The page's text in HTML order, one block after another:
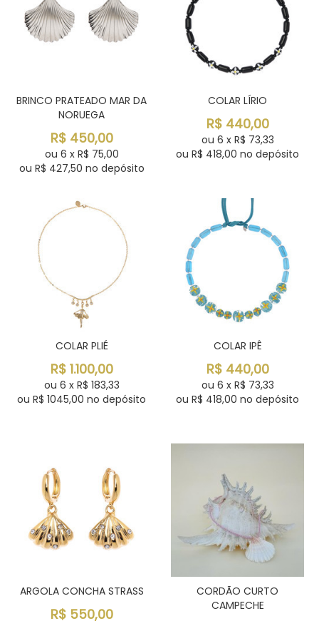
BRINCO PRATEADO MAR DA
NORUEGA
R$ 450,00
ou 6 x R$ 75,00
ou R$ 427,50 no depósito
COLAR LÍRIO
R$ 440,00
ou 6 x R$ 73,33
ou R$ 418,00 no depósito
COLAR PLIÉ
R$ 1.100,00
ou 6 x R$ 183,33
ou R$ 1045,00 no depósito
COLAR IPÊ
R$ 440,00
ou 6 x R$ 73,33
ou R$ 418,00 no depósito
ARGOLA CONCHA STRASS
R$ 550,00
CORDÃO CURTO
CAMPECHE